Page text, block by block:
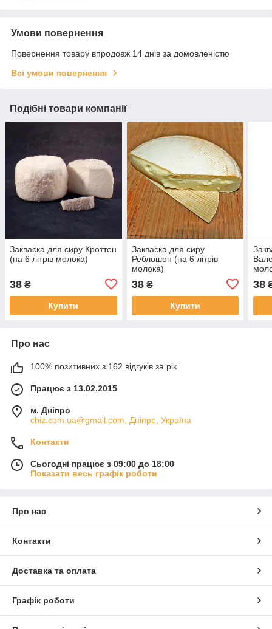
Умови повернення
Повернення товару впродовж 14 днів за домовленістю
Всі умови повернення
Подібні товари компанії
Закваска для сиру Кроттен
(на 6 літрів молока)
38 ₴
Купити
Закваска для сиру
Реблошон (на 6 літрів
молока)
38₴
Купити
38
Про нас
100% позитивних з 162 відгуків за рік
Працює з 13.02.2015
м. Дніпро
chiz.com.ua@gmail.com, Дніпро, Україна
Контакти
Сьогодні працює з 09:00 до 18:00
Показати весь графік роботи
Про нас
Контакти
Доставка та оплата
Графік роботи